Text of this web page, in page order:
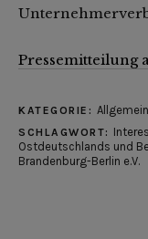
Pressemitteilung
KATEGORIE: Allgemein
SCHLAGWORT:
Ostdeutschlands und
Brandenburg-Berlin e.V.